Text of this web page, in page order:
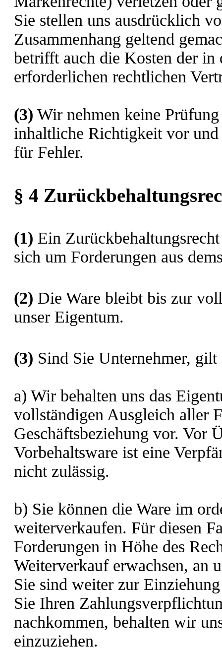
Sie stellen uns ausdrücklich
Zusammenhang geltend
betrifft auch die Kosten der in
erforderlichen rechtlichen
(3) Wir nehmen keine
inhaltliche Richtigkeit vor
für Fehler.
§ 4
(1) Ein
sich um Forderungen aus
(2) Die Ware bleibt bis zur
unser Eigentum.
(3) Sind Sie Unternehmer, gilt
a) Wir behalten uns das
vollständigen Ausgleich aller
Geschäftsbeziehung vor. Vor
Vorbehaltsware ist eine
nicht zulässig.
b) Sie können die Ware im
weiterverkaufen. Für diesen
Forderungen in Höhe des
Weiterverkauf erwachsen, an
Sie sind weiter zur
Sie Ihren
nachkommen, behalten wir
einzuziehen.